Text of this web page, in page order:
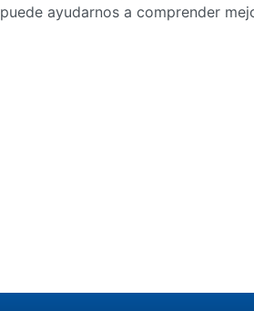
puede ayudarnos a comprender